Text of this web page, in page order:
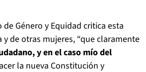
Género y Equidad critica esta
de otras mujeres, “que claramente
y en el caso mío del
la nueva Constitución y